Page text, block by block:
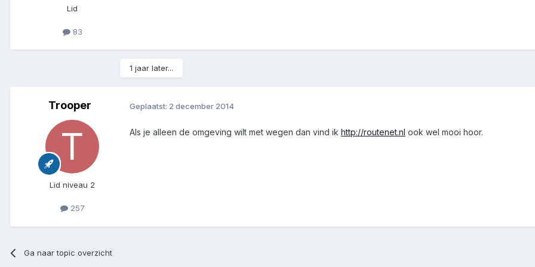
Lid
83
1 jaar later...
Trooper
Lid niveau 2
257
Geplaatst: 2 december 2014
Als je alleen de omgeving wilt met wegen dan vind ik http://routenet.nl ook wel mooi hoor.
Ga naar topic overzicht